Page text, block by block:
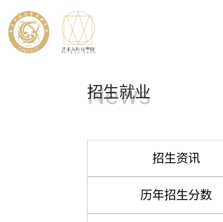
招生就业
News
招生资讯
历年招生分数